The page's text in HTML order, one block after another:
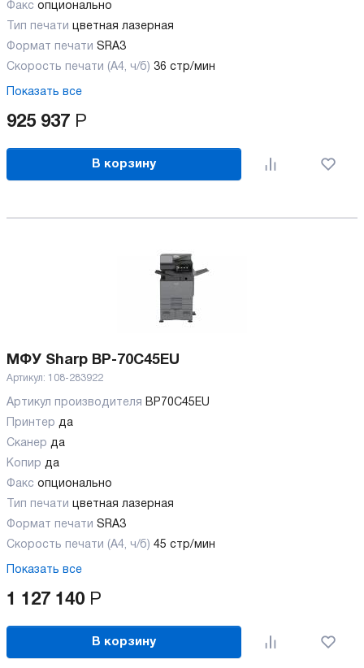
Факс опционально
Тип печати цветная лазерная
Формат печати SRA3
Скорость печати (А4, ч/б) 36 стр/мин
Показать все
925 937 Р
В корзину
МФУ Sharp BP-70C45EU
Артикул: 108-283922
Артикул производителя BP70C45EU
Принтер да
Сканер да
Копир да
Факс опционально
Тип печати цветная лазерная
Формат печати SRA3
Скорость печати (А4, ч/б) 45 стр/мин
Показать все
1 127 140 Р
В корзину